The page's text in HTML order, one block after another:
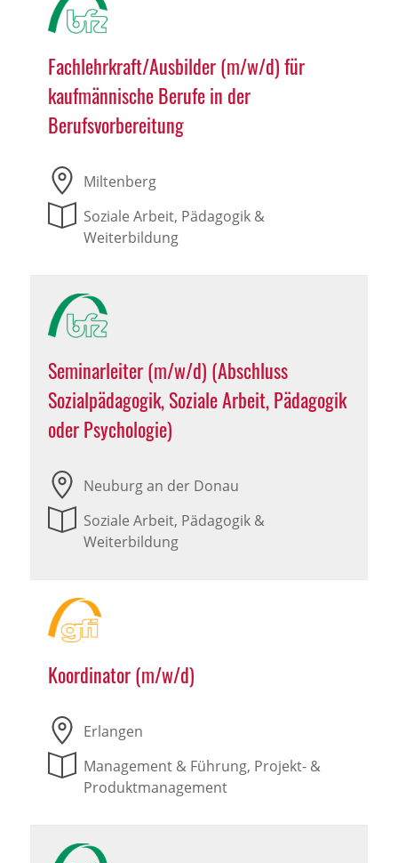
Fachlehrkraft/Ausbilder (m/w/d) für
kaufmännische Berufe in der
Berufsvorbereitung
Miltenberg
Soziale Arbeit, Pädagogik &
Weiterbildung
Seminarleiter (m/w/d) (Abschluss
Sozialpädagogik, Soziale Arbeit, Pädagogik
oder Psychologie)
Neuburg an der Donau
Soziale Arbeit, Pädagogik &
Weiterbildung
Koordinator (m/w/d)
Erlangen
Management & Führung, Projekt- &
Produktmanagement